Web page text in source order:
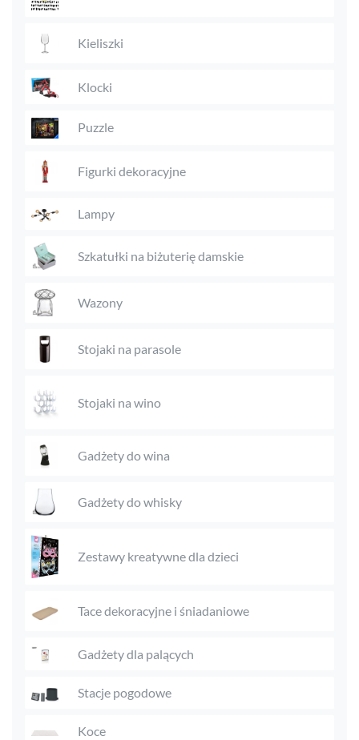
Kieliszki
Klocki
Puzzle
Figurki dekoracyjne
Lampy
Szkatułki na biżuterię damskie
Wazony
Stojaki na parasole
Stojaki na wino
Gadżety do wina
Gadżety do whisky
Zestawy kreatywne dla dzieci
Tace dekoracyjne i śniadaniowe
Gadżety dla palących
Stacje pogodowe
Koce